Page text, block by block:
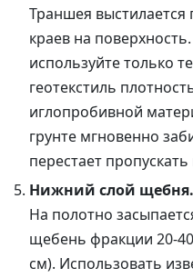
Траншея выстилается
краев на поверхность.
используйте только
геотекстиль
иглопробивной
грунте мгновенно
перестает пропускать
Нижний слой щебня.
На полотно
щебень фракции 20-
см). Использовать